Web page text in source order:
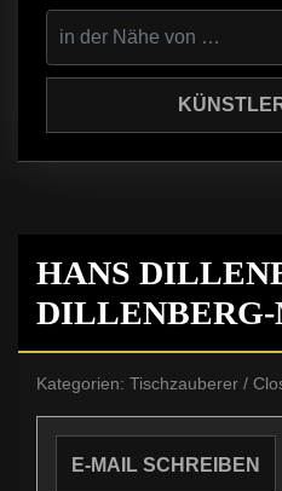
HANS
Kategorien: Tischzauberer /
E-MAIL SCHREIBEN